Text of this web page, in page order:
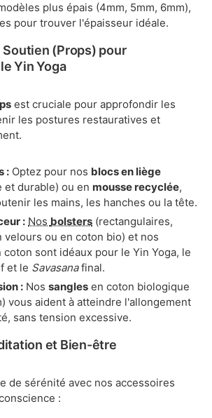
plus épais (4mm, 5mm, 6mm),
pour trouver l'épaisseur idéale.
(Props) pour
Yin Yoga
est cruciale pour approfondir les
les postures restauratives et
: Optez pour nos blocs en liège
et durable) ou en mousse recyclée,
les mains, les hanches ou la tête.
: Nos bolsters (rectangulaires,
velours ou en coton bio) et nos
coton sont idéaux pour le Yin Yoga, le
et le Savasanafinal.
: Nos sangles en coton biologique
vous aident à atteindre l'allongement
sans tension excessive.
et Bien-être
de sérénité avec nos accessoires
: